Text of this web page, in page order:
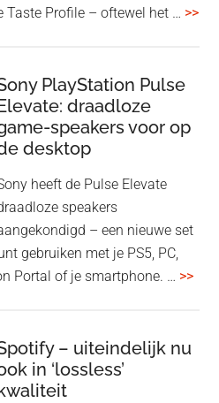
Profile – oftewel het … >>
PlayStation Pulse
draadloze
speakers voor op
desktop
heeft de Pulse Elevate
speakers
– een nieuwe set
gebruiken met je PS5, PC,
Portal of je smartphone. … >>
– uiteindelijk nu
in ‘lossless’